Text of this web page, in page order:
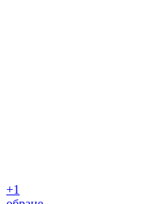
+1